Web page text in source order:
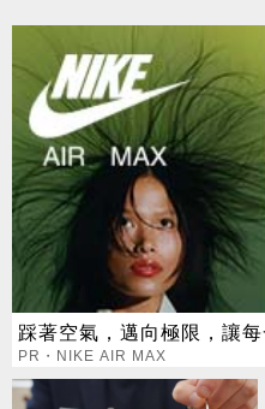
踩著空氣，邁向極限，讓
PR・NIKE AIR MAX